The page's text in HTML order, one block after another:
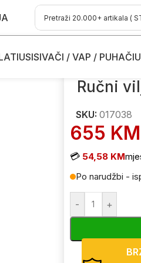
USISIVAČI / VAP / PUHAČI
paletar Noblelift AC25B 017038
Ručni
SKU: 017038
655 KM
💳 54,58 KM
Po narudžbi -
- +